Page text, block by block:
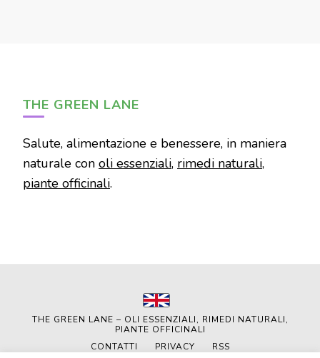
THE GREEN LANE
Salute, alimentazione e benessere, in maniera
naturale con oli essenziali, rimedi naturali,
piante officinali.
THE GREEN LANE – OLI ESSENZIALI, RIMEDI NATURALI,
PIANTE OFFICINALI
CONTATTI
PRIVACY RSS